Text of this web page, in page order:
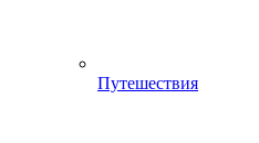
Путешествия